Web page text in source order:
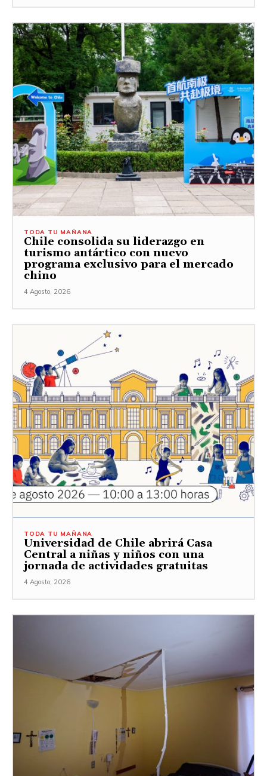
TODA TU MAÑANA
Chile consolida su liderazgo en
turismo antártico con nuevo
programa exclusivo para el mercado
chino
4 Agosto, 2026
TODA TU MAÑANA
Universidad de Chile abrirá Casa
Central a niñas y niños con una
jornada de actividades gratuitas
4 Agosto, 2026